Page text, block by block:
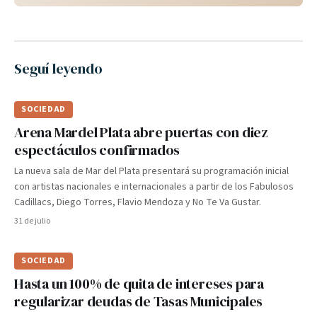
Seguí leyendo
SOCIEDAD
Arena Mardel Plata abre puertas con diez
espectáculos confirmados
La nueva sala de Mar del Plata presentará su programación inicial
con artistas nacionales e internacionales a partir de los Fabulosos
Cadillacs, Diego Torres, Flavio Mendoza y No Te Va Gustar.
31 de julio
SOCIEDAD
Hasta un 100% de quita de intereses para
regularizar deudas de Tasas Municipales